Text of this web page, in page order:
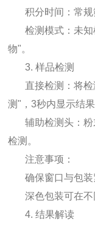
积分时间：常
检测模式：未
物"。
3. 样品检测
直接检测：将
测"，3秒内显示结果
辅助检测头：
检测。
注意事项：
确保窗口与包装
深色包装可在不
4. 结果解读